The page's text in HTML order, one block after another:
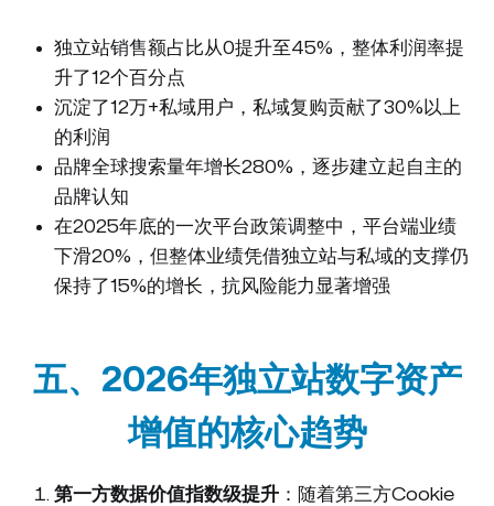
独立站销售额占比从0提升至45%，整体利润率提
升了12个百分点
沉淀了12万+私域用户，私域复购贡献了30%以上
的利润
品牌全球搜索量年增长280%，逐步建立起自主的
品牌认知
在2025年底的一次平台政策调整中，平台端业绩
下滑20%，但整体业绩凭借独立站与私域的支撑仍
保持了15%的增长，抗风险能力显著增强
五、2026年独立站数字资产
增值的核心趋势
第一方数据价值指数级提升：随着第三方Cookie